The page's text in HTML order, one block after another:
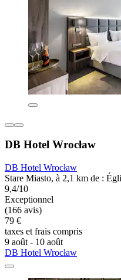
DB Hotel Wrocław
DB Hotel Wrocław
Stare Miasto, à 2,1 km de :
9,4/10
Exceptionnel
(166 avis)
79 €
taxes et frais compris
9 août - 10 août
DB Hotel Wrocław